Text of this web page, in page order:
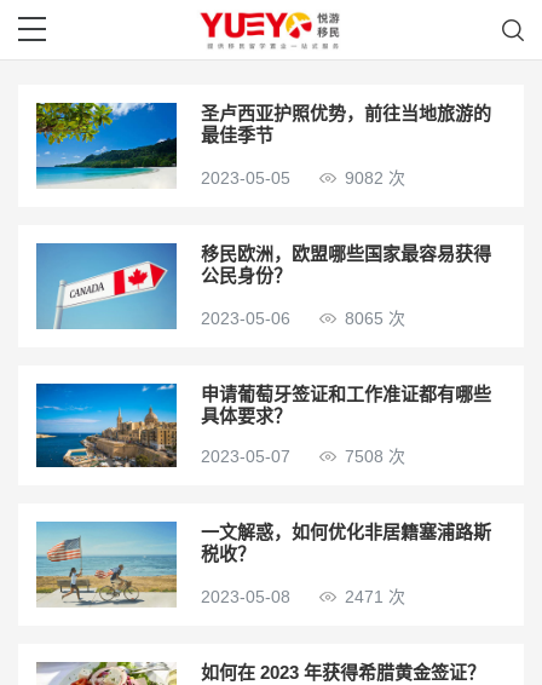
圣卢西亚护照优势，前往当地旅游的
最佳季节
2023-05-05 9082 次
移民欧洲，欧盟哪些国家最容易获得
公民身份？
2023-05-06 8065 次
申请葡萄牙签证和工作准证都有哪些
具体要求？
2023-05-07 7508 次
一文解惑，如何优化非居籍塞浦路斯
税收？
2023-05-08 2471 次
如何在 2023 年获得希腊黄金签证？